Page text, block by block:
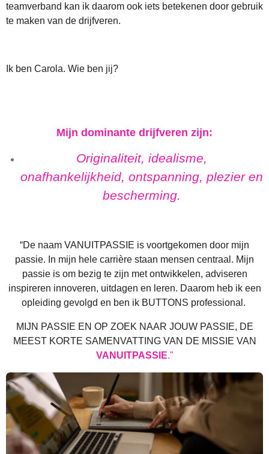
teamverband kan ik daarom ook iets betekenen door gebruik
te maken van de drijfveren.
Ik ben Carola. Wie ben jij?
Mijn dominante drijfveren zijn:
Originaliteit, idealisme,
onafhankelijkheid, ontspanning, plezier en
bescherming.
“De naam VANUITPASSIE is voortgekomen door mijn
passie. In mijn hele carrière staan mensen centraal. Mijn
passie is om bezig te zijn met ontwikkelen, adviseren
inspireren innoveren, uitdagen en leren. Daarom heb ik een
opleiding gevolgd en ben ik BUTTONS professional.
MIJN PASSIE EN OP ZOEK NAAR JOUW PASSIE, DE
MEEST KORTE SAMENVATTING VAN DE MISSIE VAN
VANUITPASSIE."